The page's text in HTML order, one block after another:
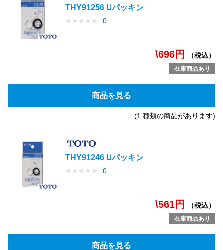
THY91256 Uパッキン
★ ★ ★ ★ ★ 0
\696円 （税込）
在庫商品あり
商品を見る
(1 種類の商品があります)
THY91246 Uパッキン
★ ★ ★ ★ ★ 0
\561円 （税込）
在庫商品あり
商品を見る